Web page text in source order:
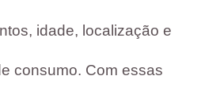
idade, localização e
consumo. Com essas